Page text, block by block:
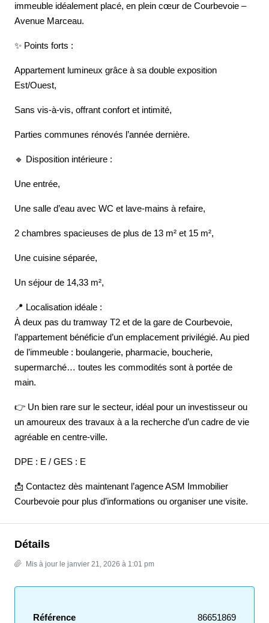
immeuble idéalement placé, en plein cœur de Courbevoie –
Avenue Marceau.
✨ Points forts :
Appartement lumineux grâce à sa double exposition
Est/Ouest,
Sans vis-à-vis, offrant confort et intimité,
Parties communes rénovés l’année dernière.
🔹 Disposition intérieure :
Une entrée,
Une salle d’eau avec WC et lave-mains à refaire,
2 chambres spacieuses de plus de 13 m² et 15 m²,
Une cuisine séparée,
Un séjour de 14,33 m²,
📍 Localisation idéale :
À deux pas du tramway T2 et de la gare de Courbevoie,
l’appartement bénéficie d’un emplacement privilégié. Au pied
de l’immeuble : boulangerie, pharmacie, boucherie,
supermarché… toutes les commodités sont à portée de
main.
👉 Un bien rare sur le secteur, idéal pour un investisseur ou
un amoureux des travaux à a la recherche d’un cadre de vie
agréable en centre-ville.
DPE : E / GES : E
📩 Contactez dès maintenant l’agence ASM Immobilier
Courbevoie pour plus d’informations ou organiser une visite.
Détails
Mis à jour le janvier 21, 2026 à 1:01 pm
Référence 86651869